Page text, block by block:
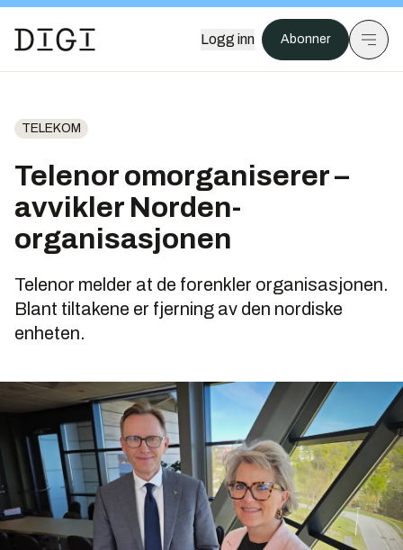
Logg inn Abonner
TELEKOM
Telenor omorganiserer –
avvikler Norden-
organisasjonen
Telenor melder at de forenkler organisasjonen.
Blant tiltakene er fjerning av den nordiske
enheten.